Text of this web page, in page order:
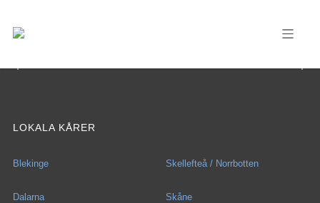
LOKALA KÅRER
Blekinge
Dalarna
Skellefteå / Norrbotten
Skåne